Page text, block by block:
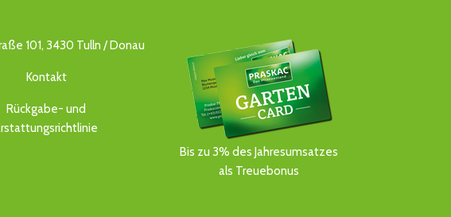
101, 3430 Tulln / Donau
Kontakt
Rückgabe- und
Bis zu 3% des Jahresumsatzes
als Treuebonus